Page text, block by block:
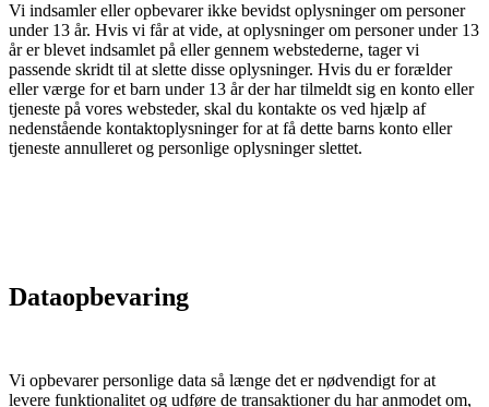
Vi indsamler eller opbevarer ikke bevidst oplysninger om personer
under 13 år. Hvis vi får at vide, at oplysninger om personer under 13
år er blevet indsamlet på eller gennem webstederne, tager vi
passende skridt til at slette disse oplysninger. Hvis du er forælder
eller værge for et barn under 13 år der har tilmeldt sig en konto eller
tjeneste på vores websteder, skal du kontakte os ved hjælp af
nedenstående kontaktoplysninger for at få dette barns konto eller
tjeneste annulleret og personlige oplysninger slettet.
Dataopbevaring
Vi opbevarer personlige data så længe det er nødvendigt for at
levere funktionalitet og udføre de transaktioner du har anmodet om,